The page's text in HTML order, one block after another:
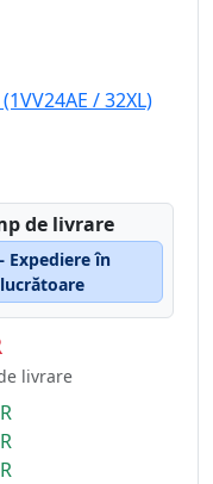
/ 32XL)
de livrare
Expediere în
livrare